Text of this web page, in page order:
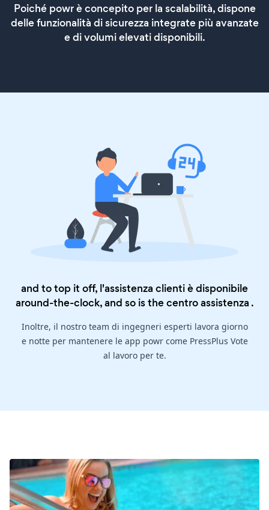
Poiché powr è concepito per la scalabilità, dispone
delle funzionalità di sicurezza integrate più avanzate
e di volumi elevati disponibili.
and to top it off, l'assistenza clienti è disponibile
around-the-clock, and so is thecentro assistenza .
Inoltre, il nostro team di ingegneri esperti lavora giorno
e notte per mantenere le app powr come PressPlus Vote
al lavoro per te.